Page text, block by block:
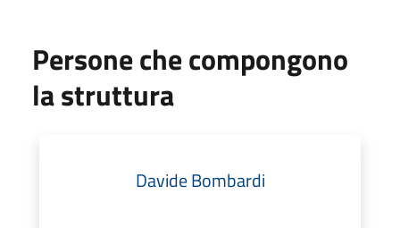
Persone che compongono
la struttura
Davide Bombardi